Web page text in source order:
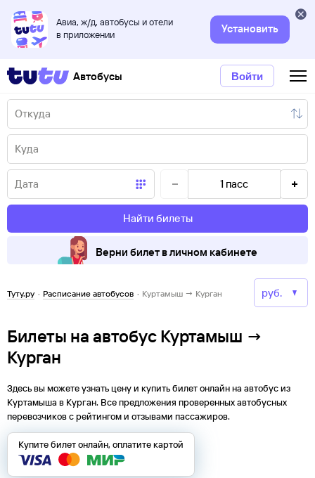
Авиа, ж/д, автобусы и отели
в приложении
Установить
Автобусы Войти
1 пасс
Найти билеты
Верни билет в личном кабинете
Туту.ру · Расписание автобусов · Куртамыш → Курган
Билеты на автобус Куртамыш →
Курган
Здесь вы можете узнать цену и купить билет онлайн на автобус из
Куртамышав Курган. Все предложения проверенных автобусных
перевозчиков с рейтингом и отзывами пассажиров.
Купите билет онлайн, оплатите картой